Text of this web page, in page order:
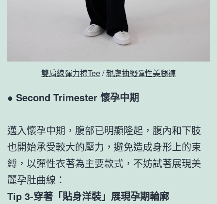
雙肩線彈力棉Tee/親膚抽繩彈性美腿褲
● Second Trimester 懷孕中期
邁入懷孕中期，腹部已明顯隆起，腹內和下肢
也開始承受較大的壓力，避免造成身形上的束
縛，以彈性衣著為主要款式，不妨試著展現美
麗孕肚曲線：
Tip 3-穿著「貼身洋裝」展現孕期輪廓